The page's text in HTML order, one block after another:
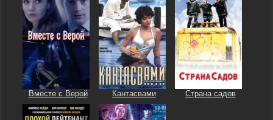
Вместе с Верой Кантасвами Страна садов